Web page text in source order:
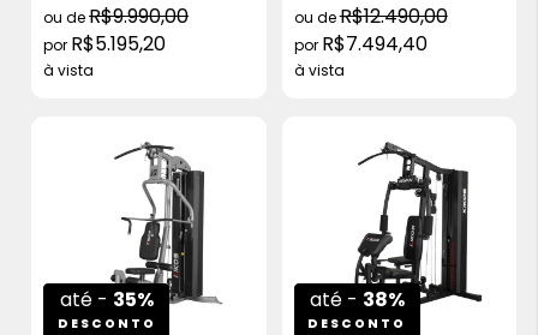
R$9.990,00
R$5.195,20
à vista
R$12.490,00
R$7.494,40
à vista
até - 35%
DESCONTO
até - 38%
DESCONTO